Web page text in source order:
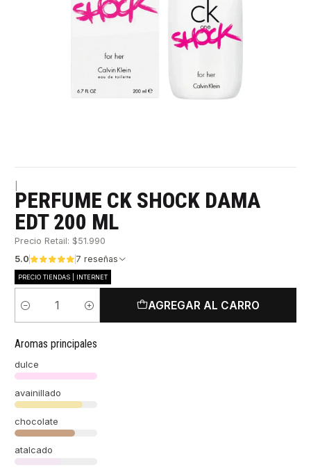
PERFUME CK SHOCK DAMA
EDT 200 ML
Precio Retail: $51.990
5.0
7 reseñas
PRECIO TIENDAS | INTERNET
Cantidad
AGREGAR AL CARRO
Aromas principales
dulce
avainillado
chocolate
atalcado